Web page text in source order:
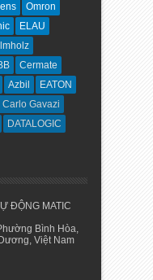
Omron
ELAU
Cermate
Azbil
EATON
Carlo Gavazi
DATALOGIC
ĐỘNG MATIC
Bình Hòa,
Việt Nam